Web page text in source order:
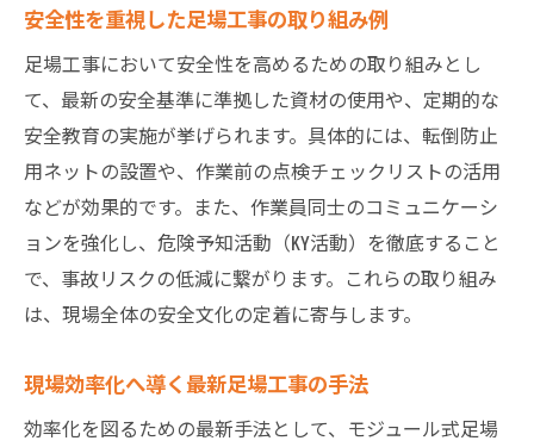
作業者の声を活かす足場工事の改善活動
現場課題を解決する足場工事ソリューショ
ン
足場工事における現場コミュニケーション
術
改善が現場にもたらす足場工事の価値向上
高精度な足場工事を目指すためのポイント
足場工事の精度を高める必須技術と知識
足場工事で精度を維持するための点検体制
施工精度アップのための足場工事チェック
安全性を重視した足場工事の取り組み例
足場工事において安全性を高めるための取り組みとし
て、最新の安全基準に準拠した資材の使用や、定期的な
安全教育の実施が挙げられます。具体的には、転倒防止
用ネットの設置や、作業前の点検チェックリストの活用
などが効果的です。また、作業員同士のコミュニケーシ
ョンを強化し、危険予知活動（KY活動）を徹底すること
で、事故リスクの低減に繋がります。これらの取り組み
は、現場全体の安全文化の定着に寄与します。
現場効率化へ導く最新足場工事の手法
効率化を図るための最新手法として、モジュール式足場